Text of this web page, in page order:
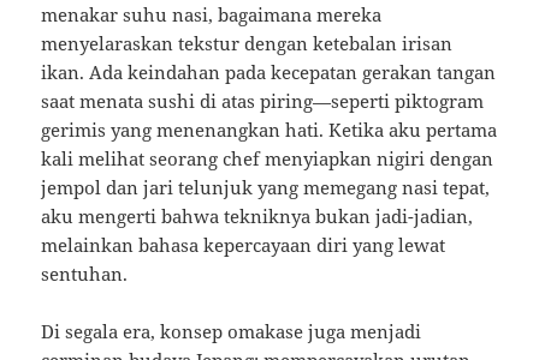
menakar suhu nasi, bagaimana mereka
menyelaraskan tekstur dengan ketebalan irisan
ikan. Ada keindahan pada kecepatan gerakan tangan
saat menata sushi di atas piring—seperti piktogram
gerimis yang menenangkan hati. Ketika aku pertama
kali melihat seorang chef menyiapkan nigiri dengan
jempol dan jari telunjuk yang memegang nasi tepat,
aku mengerti bahwa tekniknya bukan jadi-jadian,
melainkan bahasa kepercayaan diri yang lewat
sentuhan.
Di segala era, konsep omakase juga menjadi